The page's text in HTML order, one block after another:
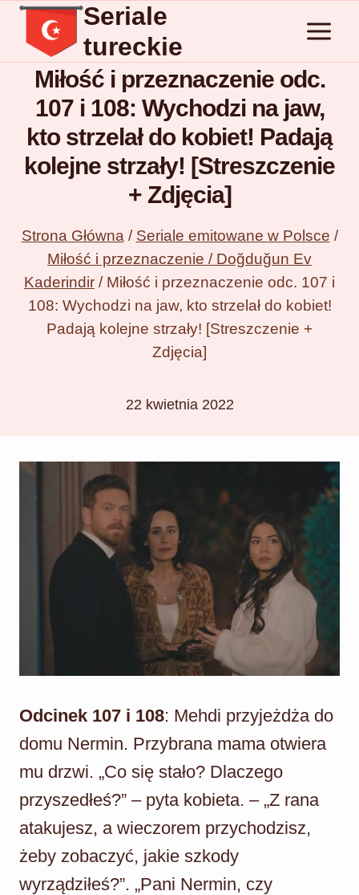
Przejdź
treści
Seriale
tureckie
Miłość i przeznaczenie odc.
107 i 108: Wychodzi na jaw,
kto strzelał do kobiet! Padają
kolejne strzały! [Streszczenie
+ Zdjęcia]
Strona Główna / Seriale emitowane w Polsce /
Miłość i przeznaczenie / Doğduğun Ev
Kaderindir / Miłość i przeznaczenie odc. 107 i
108: Wychodzi na jaw, kto strzelał do kobiet!
Padają kolejne strzały! [Streszczenie +
Zdjęcia]
22 kwietnia 2022
Odcinek 107 i 108: Mehdi przyjeżdża do
domu Nermin. Przybrana mama otwiera
mu drzwi. „Co się stało? Dlaczego
przyszedłeś?” – pyta kobieta. – „Z rana
atakujesz, a wieczorem przychodzisz,
żeby zobaczyć, jakie szkody
wyrządziłeś?”. „Pani Nermin, czy